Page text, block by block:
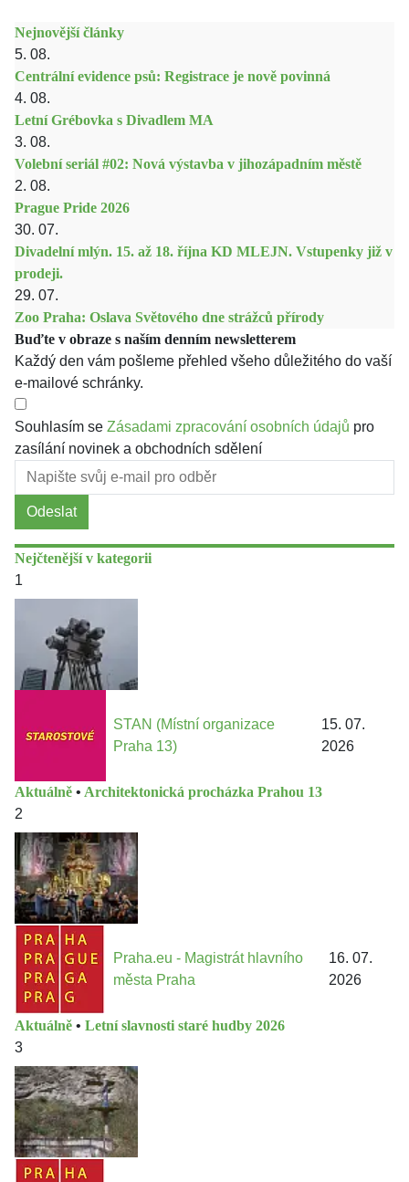
Nejnovější články
5. 08.
Centrální evidence psů: Registrace je nově povinná
4. 08.
Letní Grébovka s Divadlem MA
3. 08.
Volební seriál #02: Nová výstavba v jihozápadním městě
2. 08.
Prague Pride 2026
30. 07.
Divadelní mlýn. 15. až 18. října KD MLEJN. Vstupenky již v
prodeji.
29. 07.
Zoo Praha: Oslava Světového dne strážců přírody
Buďte v obraze s naším denním newsletterem
Každý den vám pošleme přehled všeho důležitého do vaší
e-mailové schránky.
Souhlasím se Zásadami zpracování osobních údajů pro
zasílání novinek a obchodních sdělení
Odeslat
Nejčtenější v kategorii
1
STAN (Místní organizace
Praha 13)
15. 07.
2026
Aktuálně • Architektonická procházka Prahou 13
2
Praha.eu - Magistrát hlavního
města Praha
16. 07.
2026
Aktuálně • Letní slavnosti staré hudby 2026
3